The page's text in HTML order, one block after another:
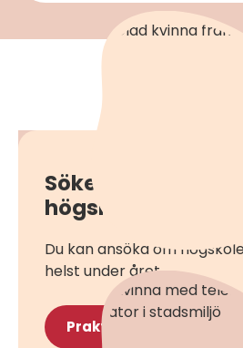
Söker du
Du kan ansöka om
helst under året.
Praktikplatser